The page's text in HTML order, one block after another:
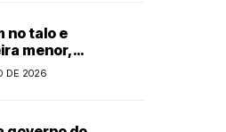
no talo e
menor,
é preso por
DE 2026